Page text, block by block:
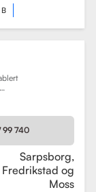
B
99 740
Sarpsborg,
Fredrikstad og
Moss